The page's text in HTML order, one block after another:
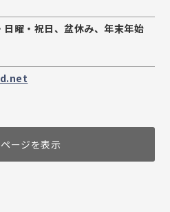
曜・祝日、盆休み、年末年始
ージを表示